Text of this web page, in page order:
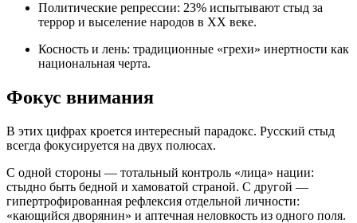
Политические репрессии: 23% испытывают стыд за
террор и выселение народов в XX веке.
Косность и лень: традиционные «грехи» инертности как
национальная черта.
Фокус внимания
В этих цифрах кроется интересный парадокс. Русский стыд
всегда фокусируется на двух полюсах.
С одной стороны — тотальный контроль «лица» нации:
стыдно быть бедной и хамоватой страной. С другой —
гипертрофированная рефлексия отдельной личности:
«кающийся дворянин» и аптечная неловкость из одного поля.